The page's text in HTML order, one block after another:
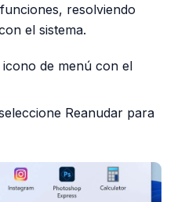
resolviendo
el sistema.
de menú con el
Reanudar para